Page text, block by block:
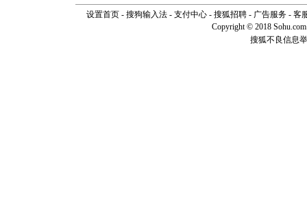
你是我
[元旦]
如
起；二是
离。水晶
设置首页- 搜狗输入法- 支付中心- 搜狐招聘- 广告服务- 客
Copyright © 2018
搜狐不良信息